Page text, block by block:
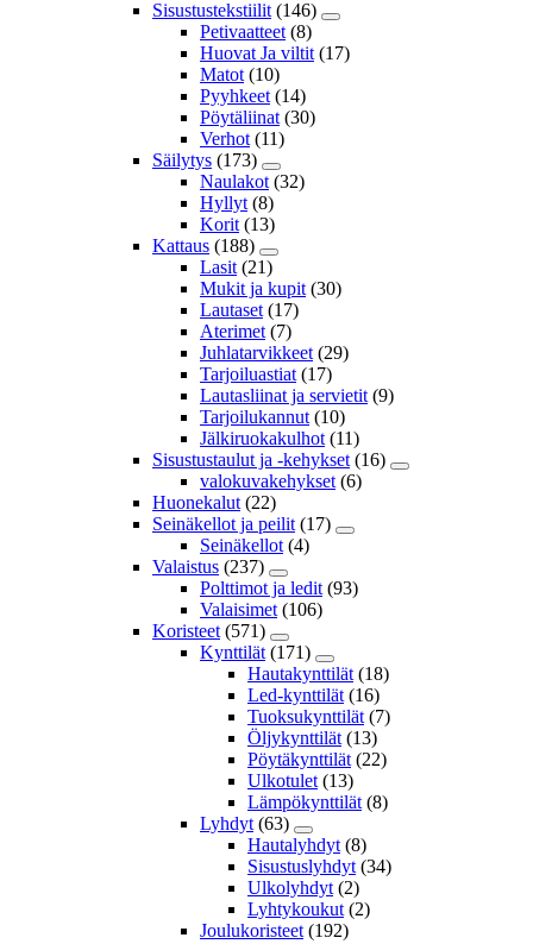
Sisustustekstiilit (146)
Petivaatteet (8)
Huovat Ja viltit (17)
Matot (10)
Pyyhkeet (14)
Pöytäliinat (30)
Verhot (11)
Säilytys (173)
Naulakot (32)
Hyllyt (8)
Korit (13)
Kattaus (188)
Lasit (21)
Mukit ja kupit (30)
Lautaset (17)
Aterimet (7)
Juhlatarvikkeet (29)
Tarjoiluastiat (17)
Lautasliinat ja servietit (9)
Tarjoilukannut (10)
Jälkiruokakulhot (11)
Sisustustaulut ja -kehykset (16)
valokuvakehykset (6)
Huonekalut (22)
Seinäkellot ja peilit (17)
Seinäkellot (4)
Valaistus (237)
Polttimot ja ledit (93)
Valaisimet (106)
Koristeet (571)
Kynttilät (171)
Hautakynttilät (18)
Led-kynttilät (16)
Tuoksukynttilät (7)
Öljykynttilät (13)
Pöytäkynttilät (22)
Ulkotulet (13)
Lämpökynttilät (8)
Lyhdyt (63)
Hautalyhdyt (8)
Sisustuslyhdyt (34)
Ulkolyhdyt (2)
Lyhtykoukut (2)
Joulukoristeet (192)